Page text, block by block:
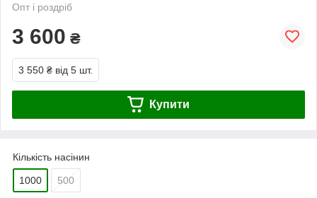
Опт і роздріб
3 600 ₴
3 550 ₴ від 5 шт.
Купити
Кількість насінин
1000 500